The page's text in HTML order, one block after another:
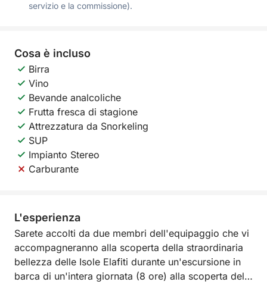
servizio e la commissione).
Cosa è incluso
Birra
Vino
Bevande analcoliche
Frutta fresca di stagione
Attrezzatura da Snorkeling
SUP
Impianto Stereo
Carburante
L'esperienza
Sarete accolti da due membri dell'equipaggio che vi
accompagneranno alla scoperta della straordinaria
bellezza delle Isole Elafiti durante un'escursione in
barca di un'intera giornata (8 ore) alla scoperta delle